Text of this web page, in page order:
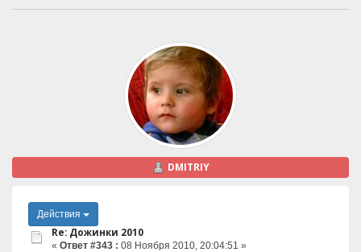
DMITRIY
Действия
Re: Дожинки 2010
« Ответ #343 : 08 Ноября 2010, 20:04:51 »